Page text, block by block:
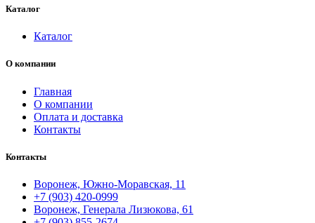
Каталог
Каталог
О компании
Главная
О компании
Оплата и доставка
Контакты
Контакты
Воронеж, Южно-Моравская, 11
+7 (903) 420-0999
Воронеж, Генерала Лизюкова, 61